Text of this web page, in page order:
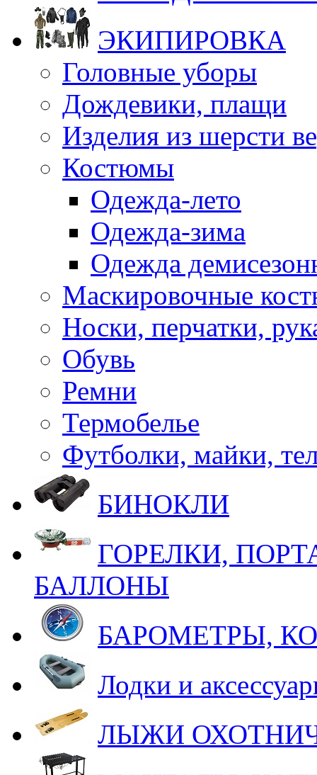
ЭКИПИРОВКА
Головные уборы
Дождевики, плащи
Изделия из шерсти
Костюмы
Одежда-лето
Одежда-зима
Одежда
Маскировочные
Носки, перчатки,
Обувь
Ремни
Термобелье
Футболки, майки,
БИНОКЛИ
ГОРЕЛКИ,
БАЛЛОНЫ
БАРОМЕТРЫ,
Лодки и
ЛЫЖИ